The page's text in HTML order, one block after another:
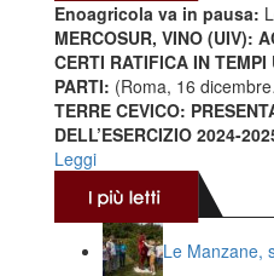
Enoagricola va in pausa:
MERCOSUR, VINO (UIV):
CERTI RATIFICA IN
PARTI: (Roma, 16
TERRE CEVICO:
DELL’ESERCIZIO 2024-
Leggi
Le Manzane,